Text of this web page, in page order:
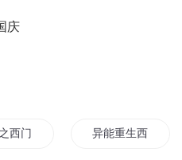
庆
西门庆 异能重生西门庆